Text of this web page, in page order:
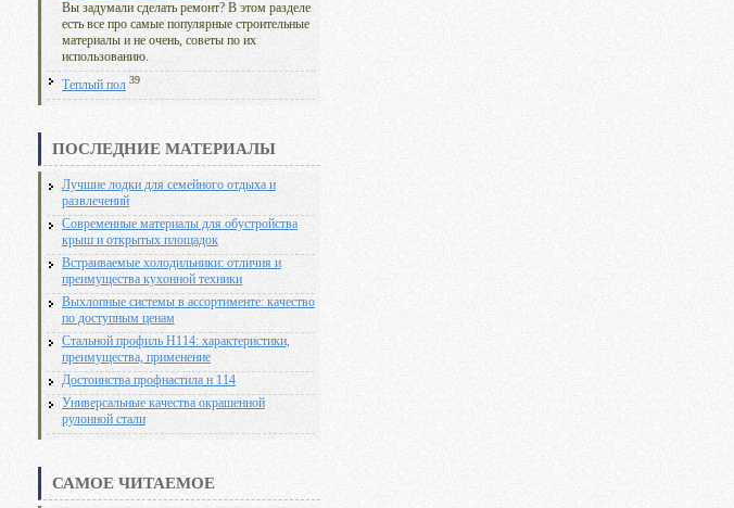
Вы задумали сделать ремонт? В этом разделе
есть все про самые популярные строительные
материалы и не очень, советы по их
использованию.
Теплый пол 39
ПОСЛЕДНИЕ МАТЕРИАЛЫ
Лучшие лодки для семейного отдыха и
развлечений
Современные материалы для обустройства
крыш и открытых площадок
Встраиваемые холодильники: отличия и
преимущества кухонной техники
Выхлопные системы в ассортименте: качество
по доступным ценам
Стальной профиль Н114: характеристики,
преимущества, применение
Достоинства профнастила н 114
Универсальные качества окрашенной
рулонной стали
САМОЕ ЧИТАЕМОЕ